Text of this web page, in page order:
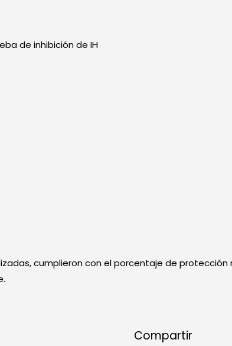
de inhibición de IH
cumplieron con el porcentaje de
Compartir